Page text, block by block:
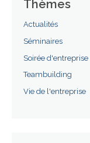
Thèmes
Actualités
Séminaires
Soirée d'entreprise
Teambuilding
Vie de l'entreprise